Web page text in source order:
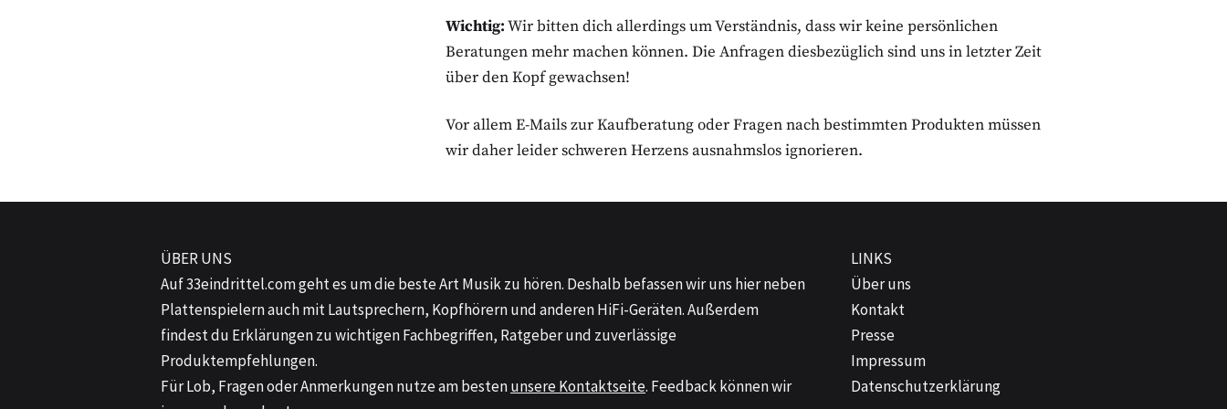
Plattenregal
Wichtig:Wir bitten dich allerdings um Verständnis, dass wir keine persönlichen
Beratungen mehr machen können. Die Anfragen diesbezüglich sind uns in letzter Zeit
über den Kopf gewachsen!
Vor allem E-Mails zur Kaufberatung oder Fragen nach bestimmten Produkten müssen
wir daher leider schweren Herzens ausnahmslos ignorieren.
ÜBER UNS
Auf33eindrittel.comgeht es um die beste Art Musik zu hören. Deshalb befassen wir uns hier neben
Plattenspielern auch mit Lautsprechern, Kopfhörern und anderen HiFi-Geräten. Außerdem
findest du Erklärungen zu wichtigen Fachbegriffen, Ratgeber und zuverlässige
Produktempfehlungen.
Für Lob, Fragen oder Anmerkungen nutze am bestenunsere Kontaktseite. Feedback können wir
LINKS
Über uns
Kontakt
Presse
Impressum
Datenschutzerklärung